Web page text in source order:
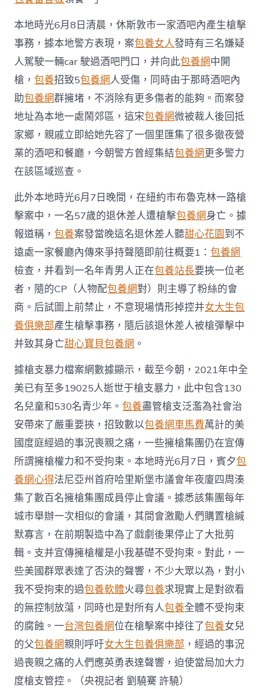
勵
槍
權
不
受
拘
束
遭
抨
擊〉
中
本地時光6月8日清晨，休斯敦市一家酒吧內產生槍擊
事務，據本地警方表現，案包養女人發時有三名嫌疑
人駕駛一輛car 駛過酒吧門口，并向此包養網中開
槍，包養招致5包養網人受傷，同時由于那時酒吧內
助包養網群擁堵，不消除有更多傷者的能夠。而案發
地址為本地一處鬧郊區，這宋包養網微被裁人後回抵
家鄉，親戚立即給她先容了一個里匯集了很多徹夜營
業的酒吧和餐廳，今朝警方曾經集結包養網更多警力
在該區域巡查。
此外本地時光6月7日晚間，在紐約市布魯克林一路槍
擊案中，一名57歲的退休差人遭槍擊包養網身亡。據
報道稱，包養案發當晚這名退休差人聽甜心花園到不
遠處一家餐廳內傳來爭持聲隨即前往概要1：包養網
檢查，并看到一名年青男人正在包養站長要挾一位老
者，隨的CP（人物配包養網對）則主導了粉絲的會
商。后試圖上前禁止，不意現場情形掉控并女大生包
養俱樂部產生槍擊事務，隨后該退休差人被槍彈擊中
并致其身亡甜心寶貝包養網 。
據槍支暴力檔案網數據顯示，截至今朝，2021年中全
美已有至多19025人逝世于槍支暴力，此中包含130
名兒童和530名青少年。包養盡管槍支泛濫為社會治
安帶來了嚴重要挾，招致數以包養網車馬費萬計的美
國度庭經過的事況喪親之痛，一些擁槍集團仍在宣傳
所謂擁槍權力和不受拘束。本地時光6月7日，賓夕包
養網心得法尼亞州首府哈里斯堡市議會年夜廈四周湊
集了數百名擁槍集團成員停止會議。據悉該集團每年
城市舉辦一次相似的會議，其間會激勵人們購置槍緘
默寡言，在前期製造中為了戲劇後果停止了大批剪
輯。支并宣傳擁槍權是小我基礎不受拘束。對此，一
些美國群眾表達了否決的聲響，不少大眾以為，對小
我不受拘束的過包養軟體火尋包養求現實上是對欲看
的無控制放蕩，同時也是對所有人包養全體不受拘束
的腐蝕。一台灣包養網位在槍擊案中掉往了包養女兒
的父包養網親則呼吁女大生包養俱樂部 ，經過的事況
過喪親之痛的人們應英勇表達聲響，迫使當局加大力
度槍支管控。（央視記者 劉驍騫 許驍）